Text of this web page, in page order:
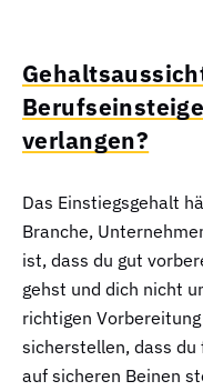
verlangen?
Das Einstiegsgehalt
Branche,
ist, dass du gut
gehst und dich nicht
richtigen
sicherstellen, dass
auf sicheren Beinen